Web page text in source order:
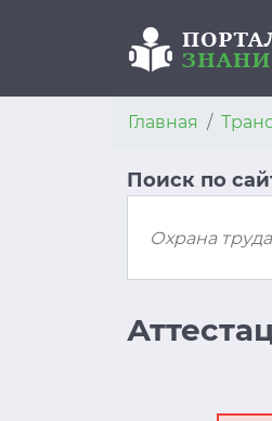
Главная
Поиск по